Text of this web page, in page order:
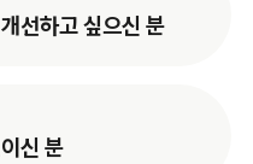
선하고 싶으신 분
신 분